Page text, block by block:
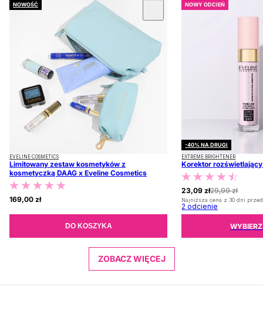
NOWOŚĆ
EVELINE COSMETICS
Limitowany zestaw kosmetyków z
kosmetyczką DAAG x Eveline Cosmetics
169,00 zł
DO KOSZYKA
NOWY ODCIEŃ
-40% NA DRUGI
EXTREME BRIGHTENER
Korektor
29,99 zł
23,09 zł
Najniższa cena z 30 dni
2 odcienie
ZOBACZ WIĘCEJ